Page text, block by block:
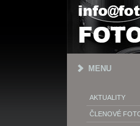
MENU
AKTUALITY
ČLENOVÉ